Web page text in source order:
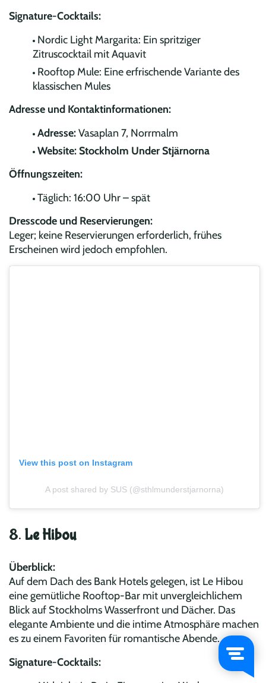
Signature-Cocktails:
Nordic Light Margarita: Ein spritziger
Zitruscocktail mit Aquavit
Rooftop Mule: Eine erfrischende Variante des
klassischen Mules
Adresse und Kontaktinformationen:
Adresse:Vasaplan 7, Norrmalm
Website:Stockholm Under Stjärnorna
Öffnungszeiten:
Täglich: 16:00 Uhr – spät
Dresscode und Reservierungen:
Leger; keine Reservierungen erforderlich, frühes
Erscheinen wird jedoch empfohlen.
View this post on Instagram
A post shared by SUS (@sthlmunderstjarnorna)
8. Le Hibou
Überblick:
Auf dem Dach des Bank Hotels gelegen, ist Le Hibou
eine gemütliche Rooftop-Bar mit unvergleichlichem
Blick auf Stockholms Wasserfront und Dächer. Das
elegante Ambiente und die intime Atmosphäre machen
es zu einem Favoriten für romantische Abende.
Signature-Cocktails: